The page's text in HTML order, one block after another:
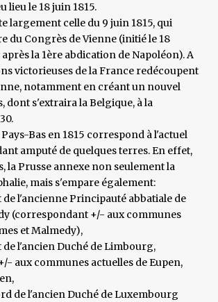
lieu le 18 juin 1815.
largement celle du 9 juin 1815, qui
du Congrès de Vienne (initié le 18
après la 1ère abdication de Napoléon). A
victorieuses de la France redécoupent
notamment en créant un nouvel
dont s'extraira la Belgique, à la
Bas en 1815 correspond à l'actuel
amputé de quelques terres. En effet,
la Prusse annexe non seulement la
mais s'empare également:
de l'ancienne Principauté abbatiale de
(correspondant +/- aux communes
et Malmedy),
de l'ancien Duché de Limbourg,
aux communes actuelles de Eupen,
de l'ancien Duché de Luxembourg